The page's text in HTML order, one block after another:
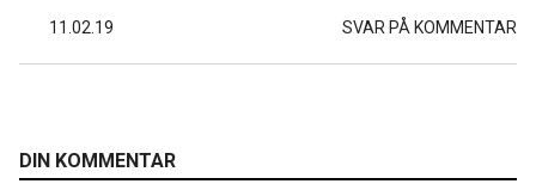
11.02.19 SVAR PÅ KOMMENTAR
DIN KOMMENTAR